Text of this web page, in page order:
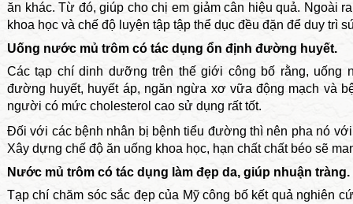
ăn khác. Từ đó, giúp cho chị em giảm cân hiệu quả. Ngoài
khoa học và chế độ luyện tập tập thể dục đều đặn để duy trì
Uống nước mủ trôm có tác dụng ổn định đường huyết.
Các tạp chí dinh dưỡng trên thế giới công bố rằng, uống
đường huyết, huyết áp, ngăn ngừa xơ vữa động mạch và
người có mức cholesterol cao sử dụng rất tốt.
Đối với các bệnh nhân bị bệnh tiểu đường thì nên pha nó
Xây dựng chế độ ăn uống khoa học, hạn chất chất béo sẽ
Nước mủ trôm có tác dụng làm đẹp da, giúp nhuận tràng.
Tạp chí chăm sóc sắc đẹp của Mỹ công bố kết quả nghiên